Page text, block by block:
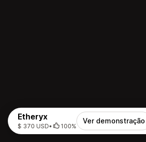
Etheryx
$ 370 USD• 100%
Ver demonstração